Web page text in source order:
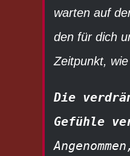
warten auf
den für dich
Zeitpunkt,
Die
Gefühle